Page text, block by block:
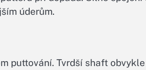
úderům.
puttování. Tvrdší shaft obvykle